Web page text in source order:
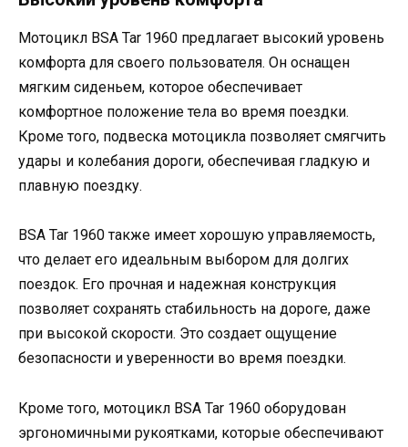
Мотоцикл BSA Tar 1960 предлагает высокий уровень
комфорта для своего пользователя. Он оснащен
мягким сиденьем, которое обеспечивает
комфортное положение тела во время поездки.
Кроме того, подвеска мотоцикла позволяет смягчить
удары и колебания дороги, обеспечивая гладкую и
плавную поездку.
BSA Tar 1960 также имеет хорошую управляемость,
что делает его идеальным выбором для долгих
поездок. Его прочная и надежная конструкция
позволяет сохранять стабильность на дороге, даже
при высокой скорости. Это создает ощущение
безопасности и уверенности во время поездки.
Кроме того, мотоцикл BSA Tar 1960 оборудован
эргономичными рукоятками, которые обеспечивают